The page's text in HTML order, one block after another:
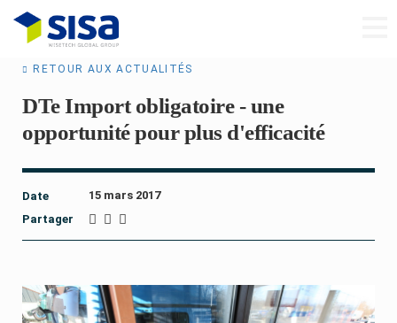
RETOUR AUX ACTUALITÉS
DTe Import obligatoire - une
opportunité pour plus d'efficacité
Date
15 mars 2017
Partager